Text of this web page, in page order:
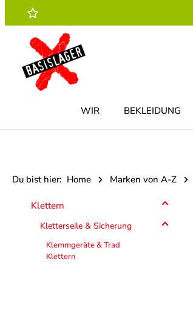
Hauptinhalt springen
Zur Suche springen
Zur Hauptnavigation springen
WIR BEKLEIDUNG
Du bist hier: Home Marken von A-Z
Klettern
Kletterseile & Sicherung
Klemmgeräte & Trad
Klettern